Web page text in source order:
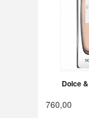
Dolce
760,00